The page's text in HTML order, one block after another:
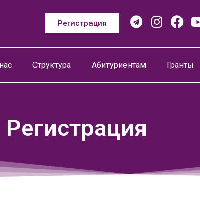
Регистрация
Структура Абитуриентам Гранты
Регистрация